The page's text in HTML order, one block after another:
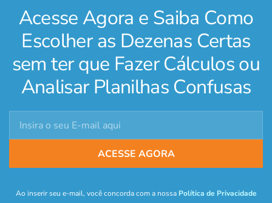
Acesse Agora e Saiba Como
Escolher as Dezenas Certas
sem ter que Fazer Cálculos ou
Analisar Planilhas Confusas
ACESSE AGORA
Ao inserir seu e-mail, você concorda com a nossa Política de Privacidade